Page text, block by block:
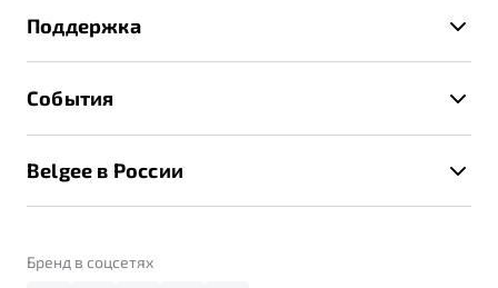
Страхование
Расчет КАСКО
Руководство по эксплуатации
Техническое обслуживание
Калькулятор ТО
Поддержка
Помощь на дорогах
Belgee Линк
События
Контакты
Belgee в России
О дилерском центре
Бренд в соцсетях